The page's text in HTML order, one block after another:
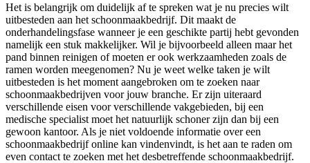
Het is belangrijk om duidelijk af te spreken wat je nu precies wilt
uitbesteden aan het schoonmaakbedrijf. Dit maakt de
onderhandelingsfase wanneer je een geschikte partij hebt gevonden
namelijk een stuk makkelijker. Wil je bijvoorbeeld alleen maar het
pand binnen reinigen of moeten er ook werkzaamheden zoals de
ramen worden meegenomen? Nu je weet welke taken je wilt
uitbesteden is het moment aangebroken om te zoeken naar
schoonmaakbedrijven voor jouw branche. Er zijn uiteraard
verschillende eisen voor verschillende vakgebieden, bij een
medische specialist moet het natuurlijk schoner zijn dan bij een
gewoon kantoor. Als je niet voldoende informatie over een
schoonmaakbedrijf online kan vindenvindt, is het aan te raden om
even contact te zoeken met het desbetreffende schoonmaakbedrijf.